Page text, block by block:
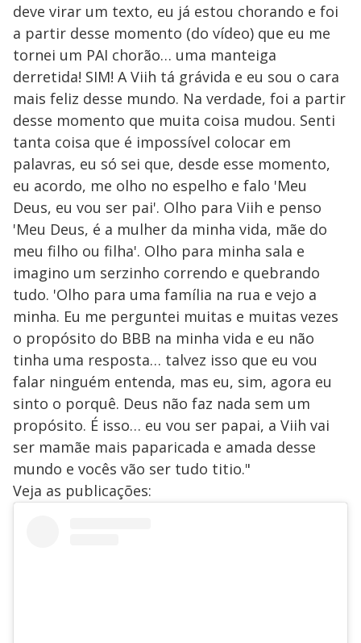
deve virar um texto, eu já estou chorando e foi
a partir desse momento (do vídeo) que eu me
tornei um PAI chorão… uma manteiga
derretida! SIM! A Viih tá grávida e eu sou o cara
mais feliz desse mundo. Na verdade, foi a partir
desse momento que muita coisa mudou. Senti
tanta coisa que é impossível colocar em
palavras, eu só sei que, desde esse momento,
eu acordo, me olho no espelho e falo 'Meu
Deus, eu vou ser pai'. Olho para Viih e penso
'Meu Deus, é a mulher da minha vida, mãe do
meu filho ou filha'. Olho para minha sala e
imagino um serzinho correndo e quebrando
tudo. 'Olho para uma família na rua e vejo a
minha. Eu me perguntei muitas e muitas vezes
o propósito do BBB na minha vida e eu não
tinha uma resposta… talvez isso que eu vou
falar ninguém entenda, mas eu, sim, agora eu
sinto o porquê. Deus não faz nada sem um
propósito. É isso… eu vou ser papai, a Viih vai
ser mamãe mais paparicada e amada desse
mundo e vocês vão ser tudo titio."
Veja as publicações: